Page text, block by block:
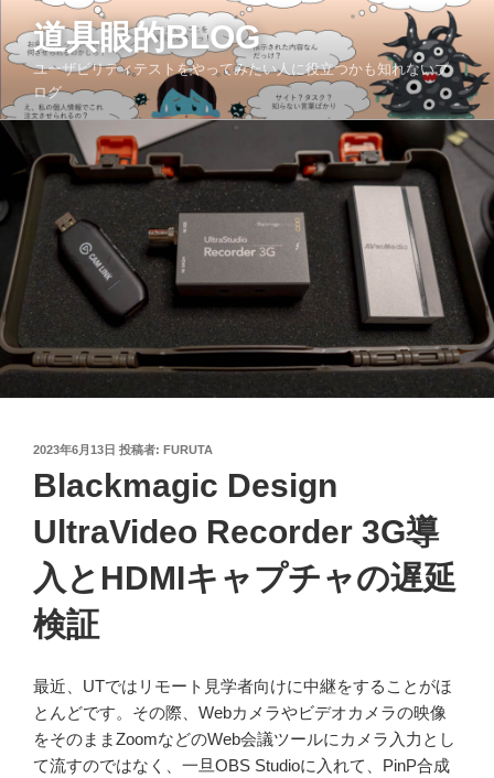
ン
テ
ツ
へ
ス
ッ
プ
道具眼的BLOG
ユーザビリティテストをやってみたい人に役立つかも知れないブ
ログ
投
日:
2023年6月13日 投稿者: FURUTA
Blackmagic Design
UltraVideo Recorder 3G導
入とHDMIキャプチャの遅延
検証
最近、UTではリモート見学者向けに中継をすることがほ
とんどです。その際、Webカメラやビデオカメラの映像
をそのままZoomなどのWeb会議ツールにカメラ入力とし
て流すのではなく、一旦OBS Studioに入れて、PinP合成